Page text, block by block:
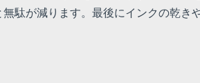
駄が減ります。最後にインクの乾き